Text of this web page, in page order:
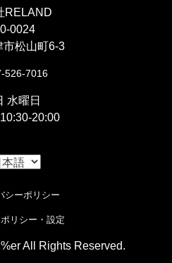
RELAND
0024
市松山町6-3
526-7016
水曜日
20:00
シーポリシー
リシー・設定
All Rights Reserved.